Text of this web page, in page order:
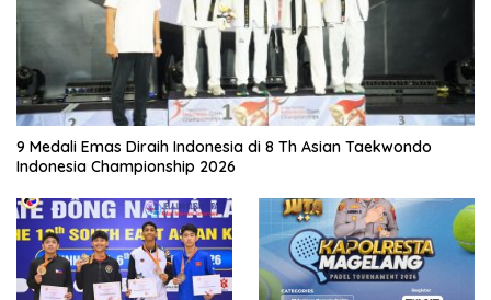
9 Medali Emas Diraih Indonesia di 8 Th Asian Taekwondo
Indonesia Championship 2026